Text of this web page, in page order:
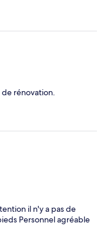
rénovation.
il n'y a pas de
Personnel agréable